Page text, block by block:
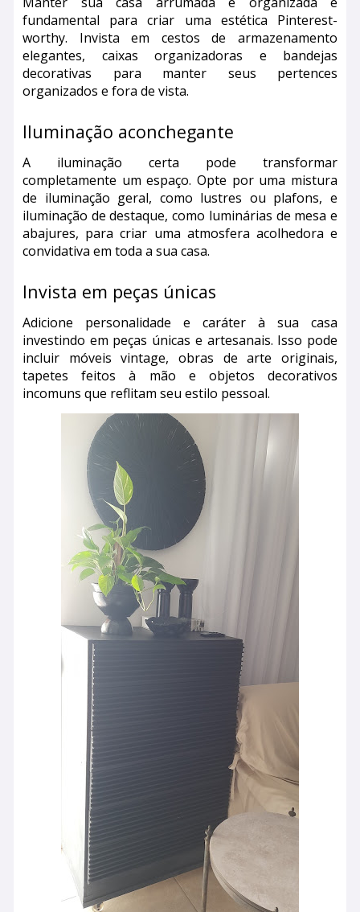
fundamental para criar uma estética Pinterest-
worthy. Invista em cestos de armazenamento
elegantes, caixas organizadoras e bandejas
decorativas para manter seus pertences
organizados e fora de vista.
Iluminação aconchegante
A iluminação certa pode transformar
completamente um espaço. Opte por uma mistura
de iluminação geral, como lustres ou plafons, e
iluminação de destaque, como luminárias de mesa e
abajures, para criar uma atmosfera acolhedora e
convidativa em toda a sua casa.
Invista em peças únicas
Adicione personalidade e caráter à sua casa
investindo em peças únicas e artesanais. Isso pode
incluir móveis vintage, obras de arte originais,
tapetes feitos à mão e objetos decorativos
incomuns que reflitam seu estilo pessoal.